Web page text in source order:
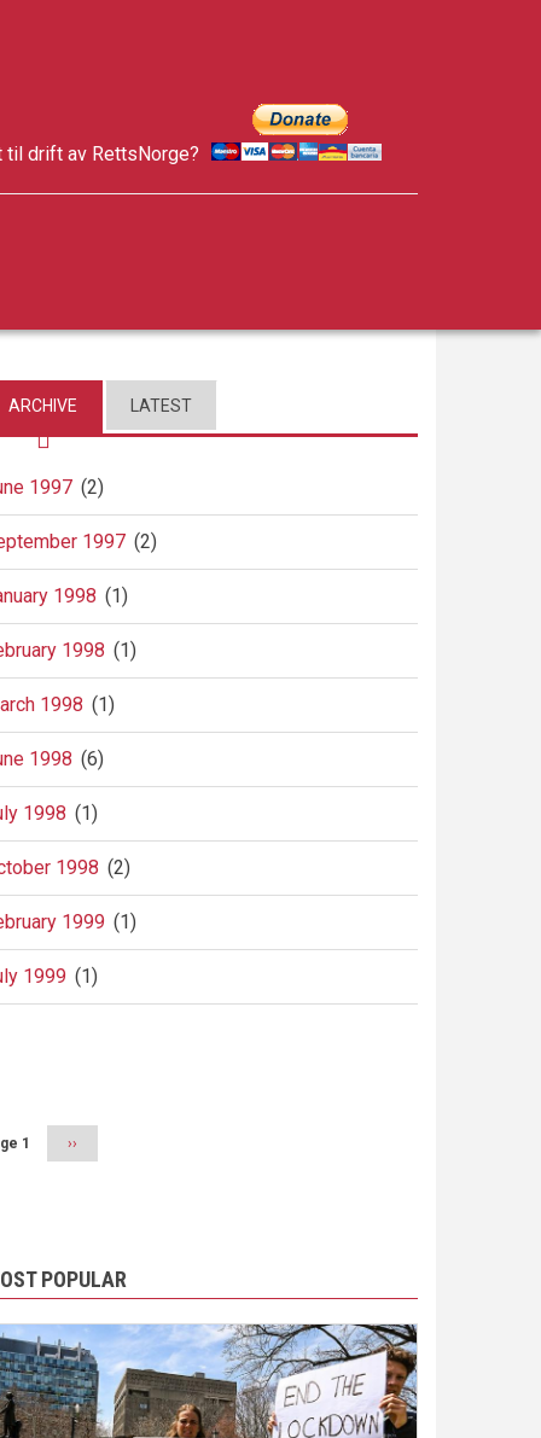
til drift av RettsNorge?
ARCHIVE LATEST
1997 (2)
1997 (2)
1998 (1)
1998 (1)
1998 (1)
1998 (6)
1998 (1)
1998 (2)
1999 (1)
1999 (1)
1
Next
page
››
POPULAR